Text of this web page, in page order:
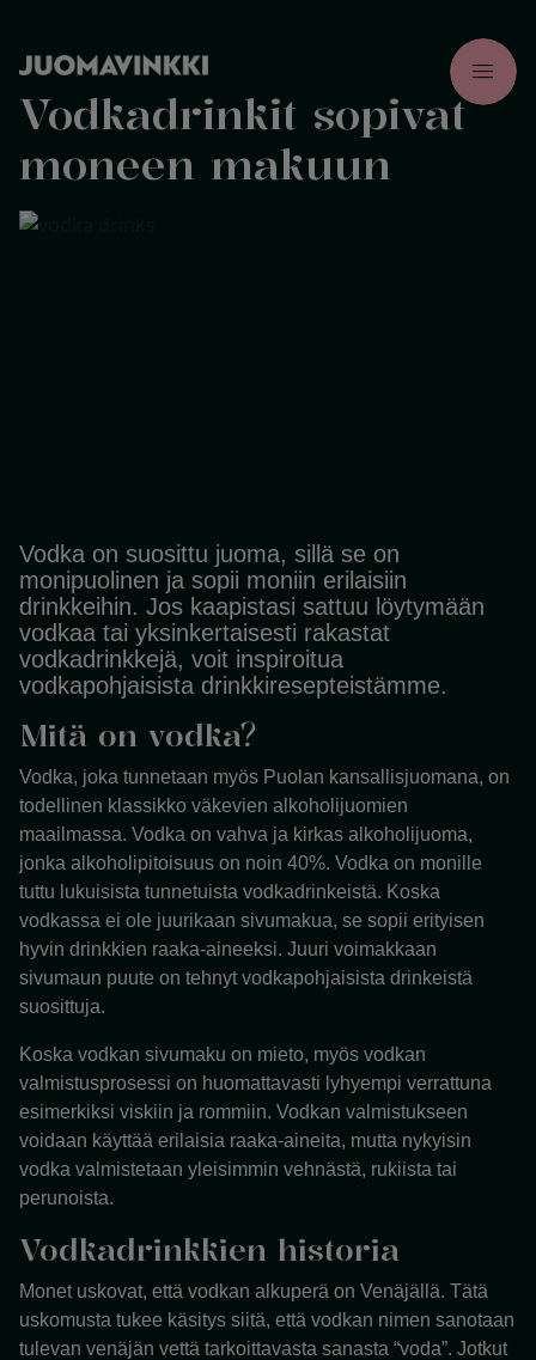
menu
Vodkadrinkit sopivat
moneen makuun
Vodka on suosittu juoma, sillä se on
monipuolinen ja sopii moniin erilaisiin
drinkkeihin. Jos kaapistasi sattuu löytymään
vodkaa tai yksinkertaisesti rakastat
vodkadrinkkejä, voit inspiroitua
vodkapohjaisista drinkkiresepteistämme.
Mitä on vodka?
Vodka, joka tunnetaan myös Puolan kansallisjuomana, on
todellinen klassikko väkevien alkoholijuomien
maailmassa. Vodka on vahva ja kirkas alkoholijuoma,
jonka alkoholipitoisuus on noin 40%. Vodka on monille
tuttu lukuisista tunnetuista vodkadrinkeistä. Koska
vodkassa ei ole juurikaan sivumakua, se sopii erityisen
hyvin drinkkien raaka-aineeksi. Juuri voimakkaan
sivumaun puute on tehnyt vodkapohjaisista drinkeistä
suosittuja.
Koska vodkan sivumaku on mieto, myös vodkan
valmistusprosessi on huomattavasti lyhyempi verrattuna
esimerkiksi viskiin ja rommiin. Vodkan valmistukseen
voidaan käyttää erilaisia raaka-aineita, mutta nykyisin
vodka valmistetaan yleisimmin vehnästä, rukiista tai
perunoista.
Vodkadrinkkien historia
Monet uskovat, että vodkan alkuperä on Venäjällä. Tätä
uskomusta tukee käsitys siitä, että vodkan nimen sanotaan
tulevan venäjän vettä tarkoittavasta sanasta “voda”. Jotkut